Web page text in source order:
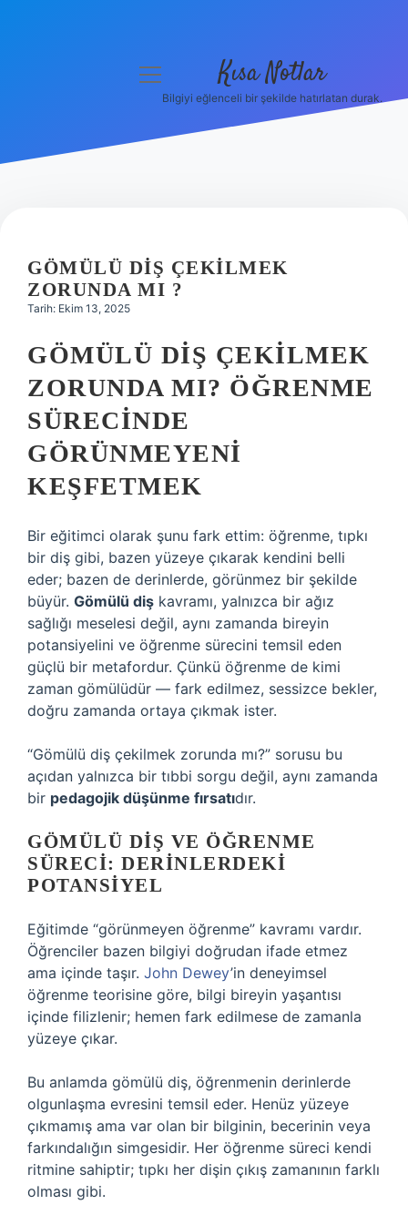
Hakkımızda
Hakkımızda
menüyü
Kısa Notlar
Bilgiyi eğlenceli bir şekilde hatırlatan durak.
GÖMÜLÜ DIŞ ÇEKILMEK
ZORUNDA MI ?
Tarih: Ekim 13, 2025
GÖMÜLÜ DIŞ ÇEKILMEK
ZORUNDA MI? ÖĞRENME
SÜRECINDE
GÖRÜNMEYENI
KEŞFETMEK
Bir eğitimci olarak şunu fark ettim: öğrenme, tıpkı
bir diş gibi, bazen yüzeye çıkarak kendini belli
eder; bazen de derinlerde, görünmez bir şekilde
büyür. Gömülü diş kavramı, yalnızca bir ağız
sağlığı meselesi değil, aynı zamanda bireyin
potansiyelini ve öğrenme sürecini temsil eden
güçlü bir metafordur. Çünkü öğrenme de kimi
zaman gömülüdür — fark edilmez, sessizce bekler,
doğru zamanda ortaya çıkmak ister.
“Gömülü diş çekilmek zorunda mı?” sorusu bu
açıdan yalnızca bir tıbbi sorgu değil, aynı zamanda
bir pedagojik düşünme fırsatıdır.
GÖMÜLÜ DIŞ VE ÖĞRENME
SÜRECI: DERINLERDEKI
POTANSIYEL
Eğitimde “görünmeyen öğrenme” kavramı vardır.
Öğrenciler bazen bilgiyi doğrudan ifade etmez
ama içinde taşır. John Dewey’in deneyimsel
öğrenme teorisine göre, bilgi bireyin yaşantısı
içinde filizlenir; hemen fark edilmese de zamanla
yüzeye çıkar.
Bu anlamda gömülü diş, öğrenmenin derinlerde
olgunlaşma evresini temsil eder. Henüz yüzeye
çıkmamış ama var olan bir bilginin, becerinin veya
farkındalığın simgesidir. Her öğrenme süreci kendi
ritmine sahiptir; tıpkı her dişin çıkış zamanının farklı
olması gibi.